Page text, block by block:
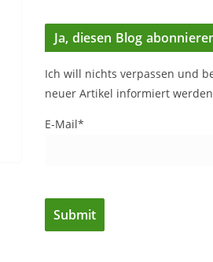
Ja, diesen Blog
Ich will nichts verpassen und
neuer Artikel informiert
E-Mail*